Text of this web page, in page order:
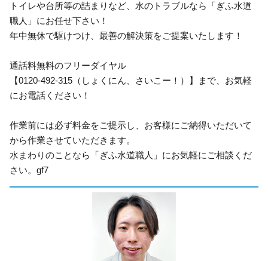
トイレや台所等の詰まりなど、水のトラブルなら「ぎふ水道
職人」にお任せ下さい！
年中無休で駆けつけ、最善の解決策をご提案いたします！
通話料無料のフリーダイヤル
【0120-492-315（しょくにん、さいこー！）】まで、お気軽
にお電話ください！
作業前には必ず料金をご提示し、お客様にご納得いただいて
から作業させていただきます。
水まわりのことなら「ぎふ水道職人」にお気軽にご相談くだ
さい。gf7